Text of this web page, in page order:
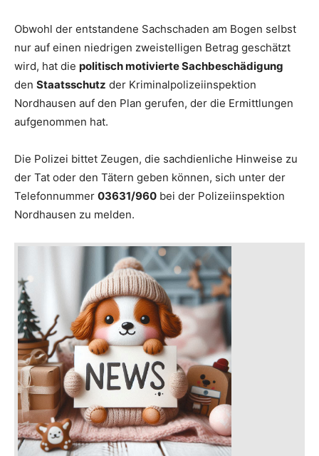
Obwohl der entstandene Sachschaden am Bogen selbst
nur auf einen niedrigen zweistelligen Betrag geschätzt
wird, hat die politisch motivierte Sachbeschädigung
den Staatsschutz der Kriminalpolizeiinspektion
Nordhausen auf den Plan gerufen, der die Ermittlungen
aufgenommen hat.
Die Polizei bittet Zeugen, die sachdienliche Hinweise zu
der Tat oder den Tätern geben können, sich unter der
Telefonnummer 03631/960 bei der Polizeiinspektion
Nordhausen zu melden.